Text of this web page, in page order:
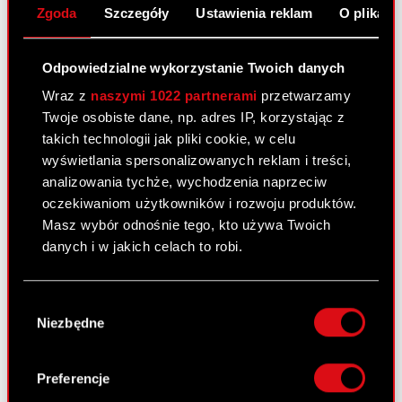
Zgoda Szczegóły Ustawienia reklam O
Odpowiedzialne wykorzystanie Twoich danych
Wraz z naszymi 1022 partnerami przetwarzamy
Twoje osobiste dane, np. adres IP, korzystając z
takich technologii jak pliki cookie, w celu
wyświetlania spersonalizowanych reklam i treści,
analizowania tychże, wychodzenia naprzeciw
oczekiwaniom użytkowników i rozwoju produktów.
Masz wybór odnośnie tego, kto używa Twoich
danych i w jakich celach to robi.
lokalizacji geograficznej z dokładnością nawet
Identyfikować Twoje urządzenie, aktywnie
analizując charakteryzującego je zbiory
zgody
Niezbędne
Preferencje
informuje o podjęciu decyzji w… Czytaj dalej
Raport bieżący nr 7/2023
28 lutego 2023
Temat: Rejestracja połączenia Spółki z jej spółką
zależną – CD PROJEKT RED STORE sp. z o.o.
Podstawa prawna: Art. 17 ust. 1 MAR – informacje
poufne Zarząd CD PROJEKT S.A. z siedzibą w
PDF ESPI - RB 7/2023